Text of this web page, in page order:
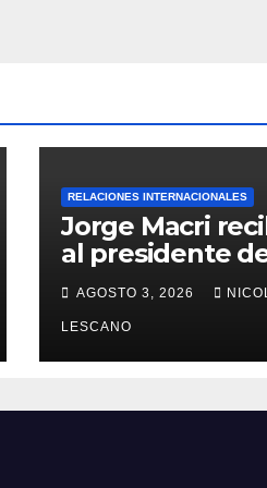
RELACIONES INTERNACIONALES
Jorge Macri
al presidente
Corea del Sur y
entregó la Llave
la Ciudad
AGOSTO 3, 2026
LESCANO